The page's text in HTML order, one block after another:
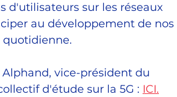
d'utilisateurs sur les réseaux
au développement de nos
quotidienne.
vice-président du
d'étude sur la 5G : ICI.